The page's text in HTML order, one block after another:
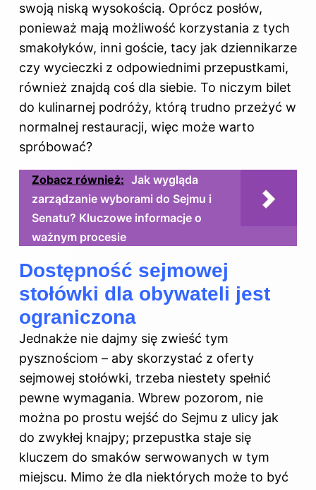
swoją niską wysokością. Oprócz posłów,
ponieważ mają możliwość korzystania z tych
smakołyków, inni goście, tacy jak dziennikarze
czy wycieczki z odpowiednimi przepustkami,
również znajdą coś dla siebie. To niczym bilet
do kulinarnej podróży, którą trudno przeżyć w
normalnej restauracji, więc może warto
spróbować?
Zobacz również: Jak wygląda
zarządzanie wyborami do Sejmu i
Senatu? Kluczowe informacje o
ważnym procesie
Dostępność sejmowej
stołówki dla obywateli jest
ograniczona
Jednakże nie dajmy się zwieść tym
pysznościom – aby skorzystać z oferty
sejmowej stołówki, trzeba niestety spełnić
pewne wymagania. Wbrew pozorom, nie
można po prostu wejść do Sejmu z ulicy jak
do zwykłej knajpy; przepustka staje się
kluczem do smaków serwowanych w tym
miejscu. Mimo że dla niektórych może to być